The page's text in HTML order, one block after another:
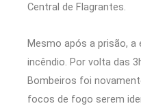
Central de Flagrantes.
Mesmo após a prisão,
incêndio. Por volta das
Bombeiros foi
focos de fogo serem